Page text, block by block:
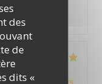
des
de
dits «